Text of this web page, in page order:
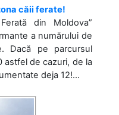
căii ferate!
din Moldova”
a numărului de
Dacă pe parcursul
astfel de cazuri, de la
deja 12!...